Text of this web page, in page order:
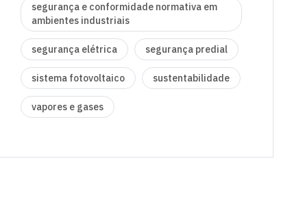
segurança e conformidade normativa em
ambientes industriais
segurança elétrica segurança predial
sistema fotovoltaico sustentabilidade
vapores e gases